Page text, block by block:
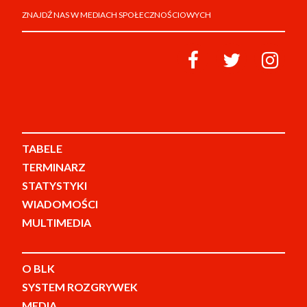
ZNAJDŹ NAS W MEDIACH SPOŁECZNOŚCIOWYCH
TABELE
TERMINARZ
STATYSTYKI
WIADOMOŚCI
MULTIMEDIA
O BLK
SYSTEM ROZGRYWEK